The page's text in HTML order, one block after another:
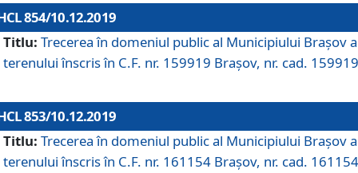
854/10.12.2019
Titlu: Trecerea în domeniul public al Municipiului Braşov a
terenului înscris în C.F. nr. 159919 Brașov, nr. cad.
853/10.12.2019
Titlu: Trecerea în domeniul public al Municipiului Braşov a
terenului înscris în C.F. nr. 161154 Brașov, nr. cad.